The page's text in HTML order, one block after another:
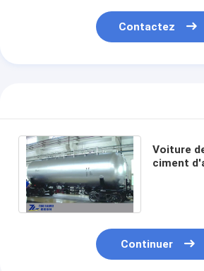
Contactez
Voiture
ciment
Continuer